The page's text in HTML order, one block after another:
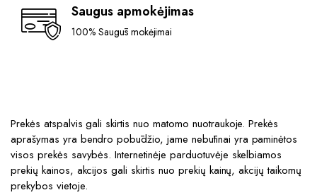
Saugus apmokėjimas
100% Saugūs mokėjimai
Prekės atspalvis gali skirtis nuo matomo nuotraukoje. Prekės
aprašymas yra bendro pobūdžio, jame nebūtinai yra paminėtos
visos prekės savybės. Internetinėje parduotuvėje skelbiamos
prekių kainos, akcijos gali skirtis nuo prekių kainų, akcijų taikomų
prekybos vietoje.